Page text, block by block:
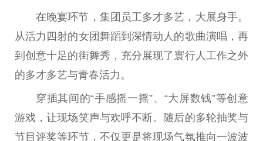
在晚宴环节，集团员工多才多艺，大展身手。
从活力四射的女团舞蹈到深情动人的歌曲演唱，再
到创意十足的街舞秀，充分展现了寰行人工作之外
的多才多艺与青春活力。
穿插其间的“手感摇一摇”、“大屏数钱”等创意
游戏，让现场笑声与欢呼不断。随后的多轮抽奖与
节目评奖等环节，不仅更是将现场气氛推向一波波